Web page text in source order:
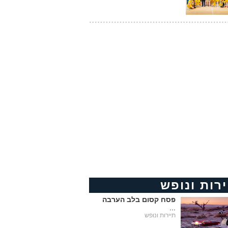
ונופש
פסח קסום בלב הערבה
תיירות ונופש